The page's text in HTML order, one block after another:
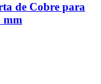
de Cobre para
mm